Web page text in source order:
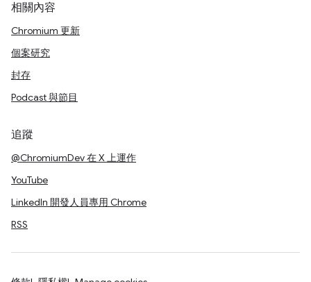
相關內容
Chromium 更新
個案研究
封存
Podcast 與節目
追蹤
@ChromiumDev 在 X 上運作
YouTube
LinkedIn 開發人員專用 Chrome
RSS